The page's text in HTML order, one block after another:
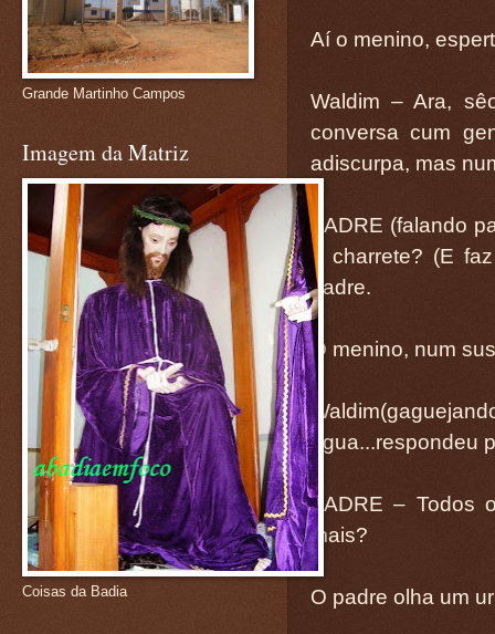
Aí o menino,
Waldim – Ara,
conversa cum
adiscurpa, mas
PADRE (falando
a charrete? (E
padre.
O menino, num
égua...respondeu
PADRE – Todos
mais?
O padre olha um
Grande Martinho Campos
Imagem da Matriz
Coisas da Badia